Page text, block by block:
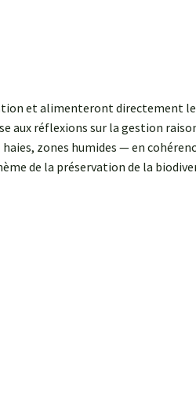
et alimenteront directement
aux réflexions sur la gestion
zones humides — en
de la préservation de la